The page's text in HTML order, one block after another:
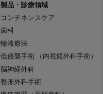
製品・診療領域
コンチネンスケア
歯科
輸液療法
低侵襲手術 （内視鏡外科手術）
脳神経外科
整形外科手術